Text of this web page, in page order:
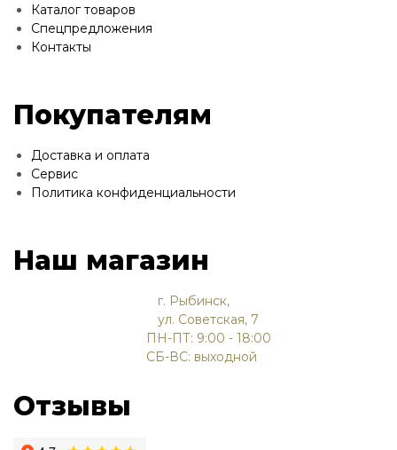
Каталог товаров
Спецпредложения
Контакты
Покупателям
Доставка и оплата
Сервис
Политика конфиденциальности
Наш магазин
г. Рыбинск,
ул. Советская, 7
ПН-ПТ: 9:00 - 18:00
СБ-ВС: выходной
Отзывы